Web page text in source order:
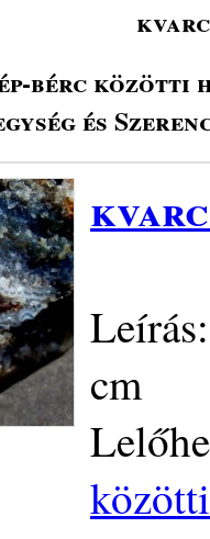
bérc
és
cm